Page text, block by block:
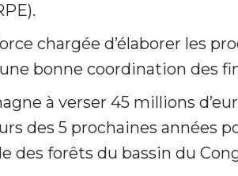
chargée d’élaborer les
bonne coordination des
à verser 45 millions
des 5 prochaines années
des forêts du bassin du